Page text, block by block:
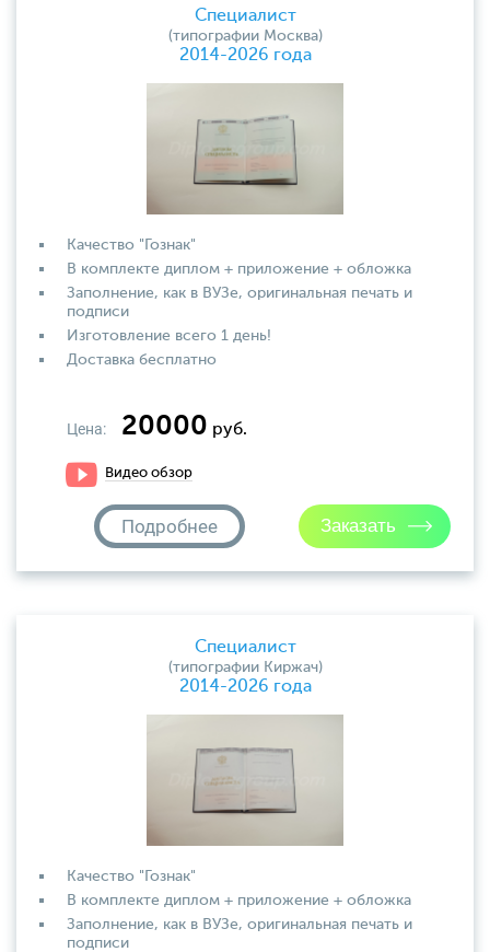
Специалист
(типографии Москва)
2014-2026 года
Качество "Гознак"
В комплекте диплом + приложение + обложка
Заполнение, как в ВУЗе, оригинальная печать и
подписи
Изготовление всего 1 день!
Доставка бесплатно
Цена: 20000 руб.
Видео обзор
Подробнее
Специалист
(типографии Киржач)
2014-2026 года
Качество "Гознак"
В комплекте диплом + приложение + обложка
Заполнение, как в ВУЗе, оригинальная печать и
подписи